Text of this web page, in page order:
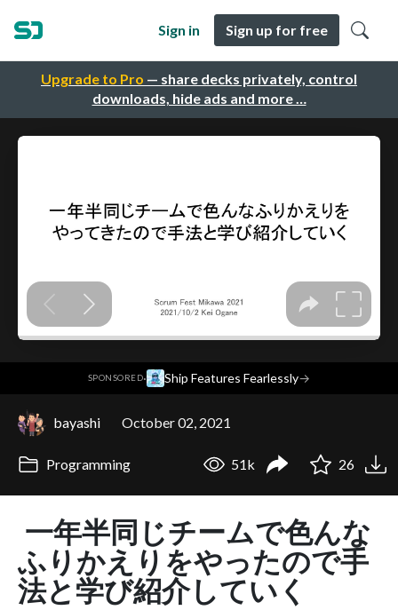
Upgrade to Pro — share decks privately, control
downloads, hide ads and more …
Sign in Sign up for free
SPONSORED· Ship Features Fearlessly→
bayashi October 02, 2021
Programming 51k 26
一年半同じチームで色んな
ふりかえりをやったので手
法と学び紹介していく